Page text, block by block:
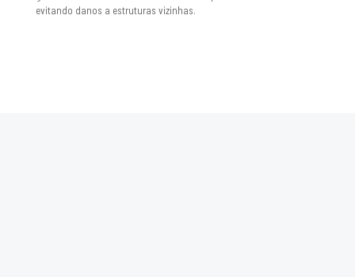
evitando danos a estruturas vizinhas.